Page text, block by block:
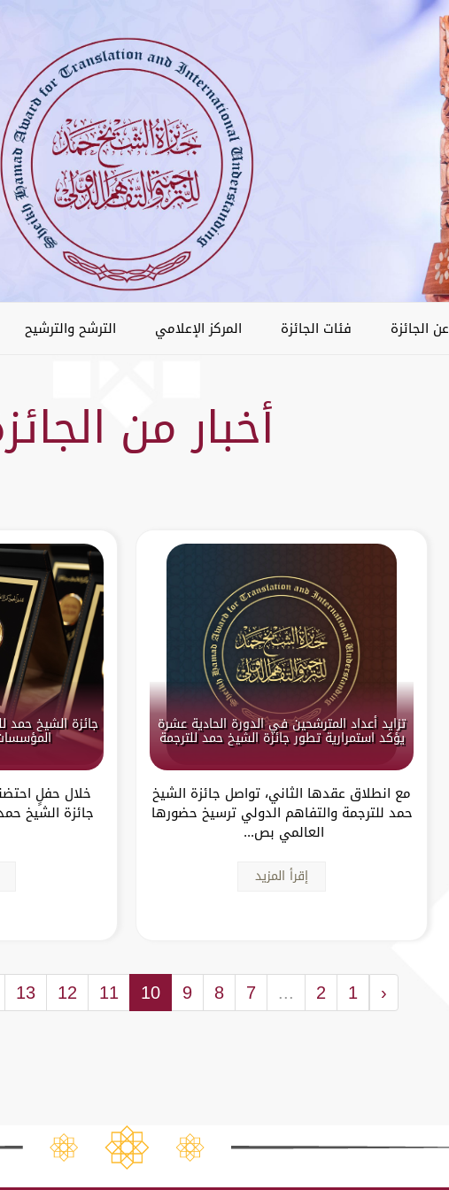
عن الجائزة فئات الجائزة المركز الإعلامي الترشح والترشيح
أخبار من
تزايد أعداد المترشحين في الدورة الحادية عشرة
يؤكد استمرارية تطور جائزة الشيخ حمد للترجمة
مع انطلاق عقدها الثاني، تواصل جائزة الشيخ
حمد للترجمة والتفاهم الدولي ترسيخ حضورها
العالمي بص...
إقرأ المزيد
جائزة الشيخ حمد
خلال حفلٍ
جائزة الشيخ
‹
1
2
...
7
8
9
10
11
12
13